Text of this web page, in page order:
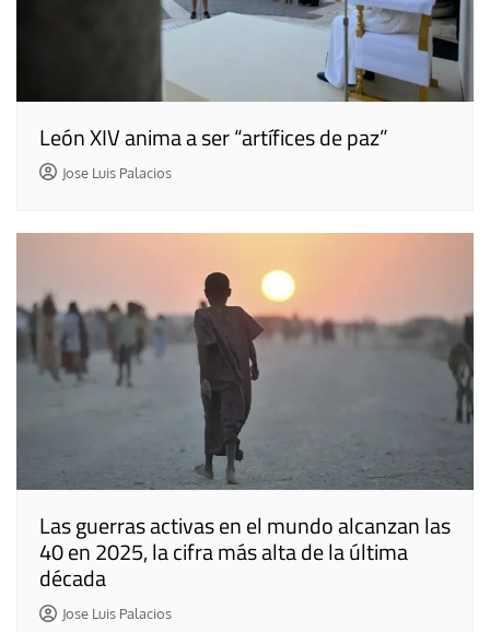
León XIV anima a ser “artífices de paz”
Jose Luis Palacios
Las guerras activas en el mundo alcanzan las
40 en 2025, la cifra más alta de la última
década
Jose Luis Palacios